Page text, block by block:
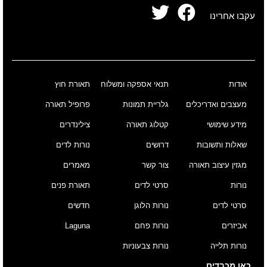
עקבו אחרינו
אודות
מעצבים ואדריכלים
מידע שימושי
שאלות ותשובות
מגזין עיצוב תאורה
תנאי אספקה ומשלוח
גלריית תמונות
קטלוג תאורה
דרושים
צור קשר
תאורת חוץ
פרופיל תאורה
צילינדרים
נורות לדים
מאמרים
נורות
סרטי לדים
אביזרים
נורות תלייה
סרטי לדים
נורות הלוגן
נורות פחם
נורות צבעוניות
תאורת פנים
חדשים
Laguna